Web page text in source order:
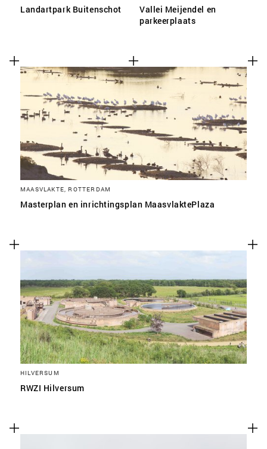
Landartpark Buitenschot
Vallei Meijendel en
parkeerplaats
MAASVLAKTE, ROTTERDAM
Masterplan en inrichtingsplan MaasvlaktePlaza
HILVERSUM
RWZI Hilversum